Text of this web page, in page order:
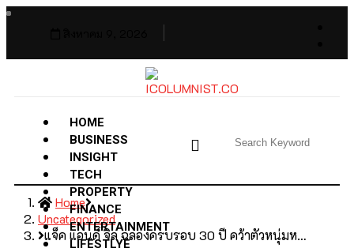
HOME
BUSINESS
INSIGHT
TECH
PROPERTY
FINANCE
ENTERTAINMENT
LIFESTLYE
Home
Uncategorized
แจ็ค แอนด์ จิล ฉลองครบรอบ 30 ปี คว้าตัวหนุ่มห…